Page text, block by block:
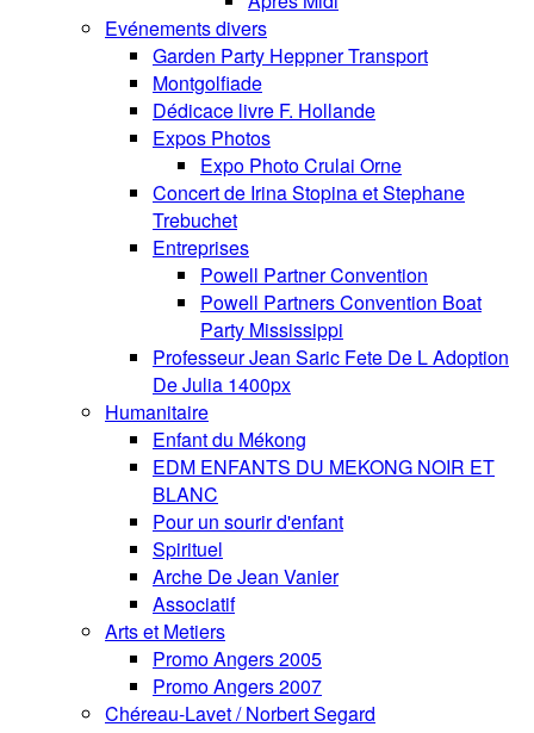
Evénements divers
Garden Party Heppner Transport
Montgolfiade
Dédicace livre F. Hollande
Expos Photos
Expo Photo Crulai Orne
Concert de Irina Stopina et Stephane
Trebuchet
Entreprises
Powell Partner Convention
Powell Partners Convention Boat
Party Mississippi
Professeur Jean Saric Fete De L Adoption
De Julia 1400px
Humanitaire
Enfant du Mékong
EDM ENFANTS DU MEKONG NOIR ET
BLANC
Pour un sourir d'enfant
Spirituel
Arche De Jean Vanier
Associatif
Arts et Metiers
Promo Angers 2005
Promo Angers 2007
Chéreau-Lavet / Norbert Segard